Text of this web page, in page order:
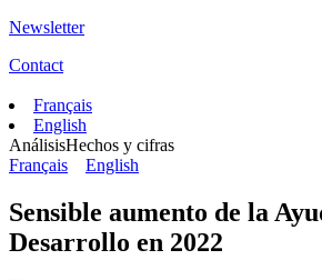
Newsletter
Contact
Français
English
AnálisisHechos y cifras
Français
English
Sensible aumento de la
Desarrollo en 2022